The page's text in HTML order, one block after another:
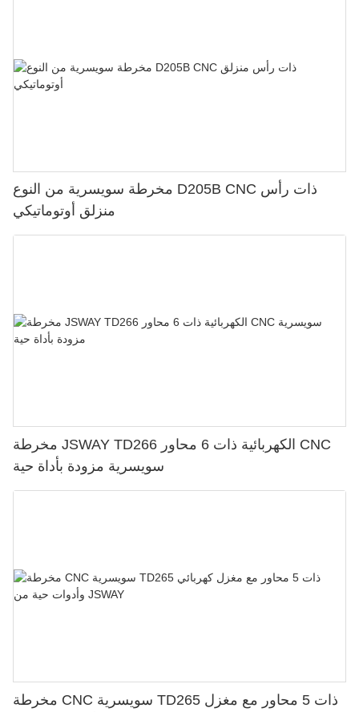
مخرطة سويسرية من النوع D205B CNC ذات رأس
منزلق أوتوماتيكي
مخرطة JSWAY TD266 الكهربائية ذات 6 محاور CNC
سويسرية مزودة بأداة حية
مخرطة CNC سويسرية TD265 ذات 5 محاور مع مغزل